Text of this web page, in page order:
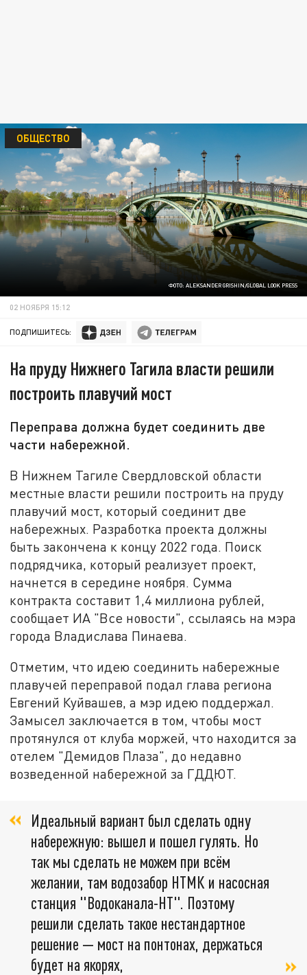
ФОТО: ALEKSANDER GRISHIN/GLOBAL LOOK PRESS
ОБЩЕСТВО
02 НОЯБРЯ 15:12
ПОДПИШИТЕСЬ:
На пруду Нижнего Тагила власти решили
построить плавучий мост
Переправа должна будет соединить две
части набережной.
В Нижнем Тагиле Свердловской области
местные власти решили построить на пруду
плавучий мост, который соединит две
набережных. Разработка проекта должны
быть закончена к концу 2022 года. Поиск
подрядчика, который реализует проект,
начнется в середине ноября. Сумма
контракта составит 1,4 миллиона рублей,
сообщает ИА "Все новости", ссылаясь на мэра
города Владислава Пинаева.
Отметим, что идею соединить набережные
плавучей переправой подал глава региона
Евгений Куйвашев, а мэр идею поддержал.
Замысел заключается в том, чтобы мост
протянулся от клуба моржей, что находится за
отелем "Демидов Плаза", до недавно
возведенной набережной за ГДДЮТ.
Идеальный вариант был сделать одну
набережную: вышел и пошел гулять. Но
так мы сделать не можем при всём
желании, там водозабор НТМК и насосная
станция "Водоканала-НТ". Поэтому
решили сделать такое нестандартное
решение — мост на понтонах, держаться
будет на якорях,